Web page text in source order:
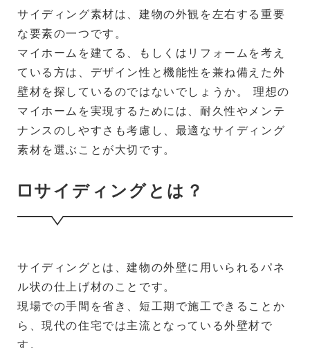
サイディング素材は、建物の外観を左右する重要
な要素の一つです。
マイホームを建てる、もしくはリフォームを考え
ている方は、デザイン性と機能性を兼ね備えた外
壁材を探しているのではないでしょうか。 理想の
マイホームを実現するためには、耐久性やメンテ
ナンスのしやすさも考慮し、最適なサイディング
素材を選ぶことが大切です。
□サイディングとは？
サイディングとは、建物の外壁に用いられるパネ
ル状の仕上げ材のことです。
現場での手間を省き、短工期で施工できることか
ら、現代の住宅では主流となっている外壁材で
す。